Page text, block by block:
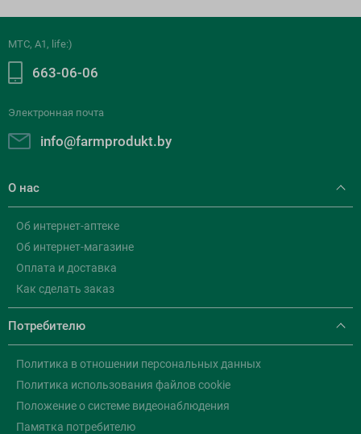
МТС, A1, life:)
663-06-06
Электронная почта
info@farmprodukt.by
О нас
Об интернет-аптеке
Об интернет-магазине
Оплата и доставка
Как сделать заказ
Потребителю
Политика в отношении персональных данных
Политика использования файлов cookie
Положение о системе видеонаблюдения
Памятка потребителю